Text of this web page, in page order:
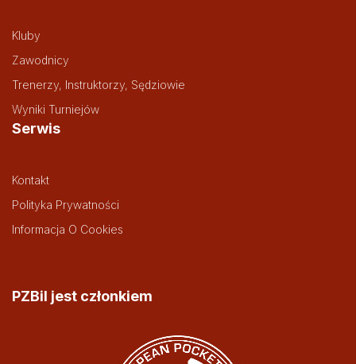
Kluby
Zawodnicy
Trenerzy, Instruktorzy, Sędziowie
Wyniki Turniejów
Serwis
Kontakt
Polityka Prywatności
Informacja O Cookies
PZBil jest członkiem